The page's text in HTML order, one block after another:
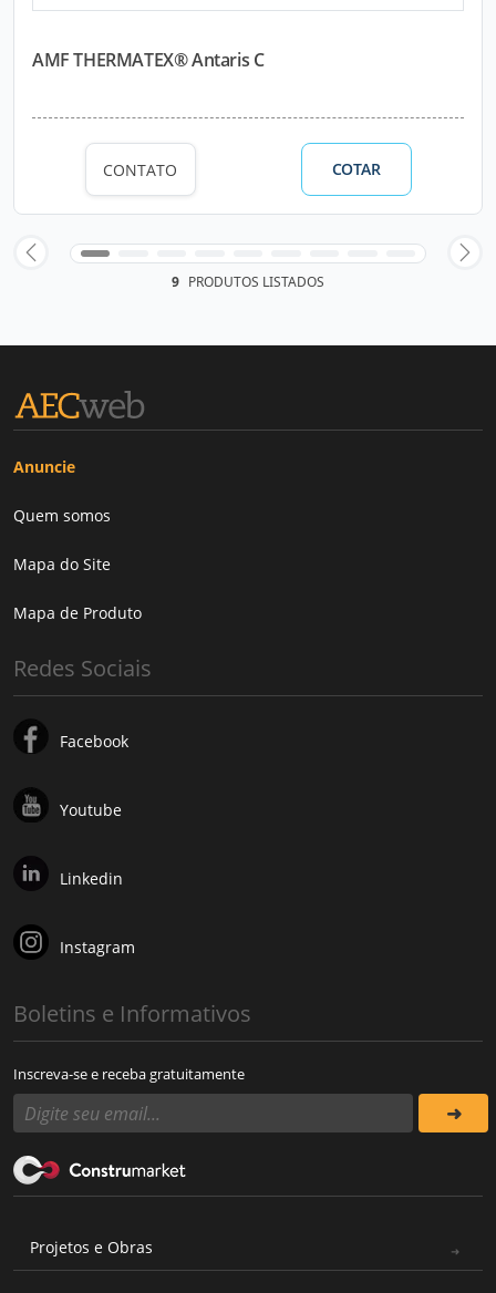
AMF THERMATEX® Antaris C
CONTATO COTAR
9 PRODUTOS LISTADOS
Anuncie
Quem somos
Mapa do Site
Mapa de Produto
Redes Sociais
Facebook
Youtube
Linkedin
Instagram
Boletins e Informativos
Inscreva-se e receba gratuitamente
Projetos e Obras